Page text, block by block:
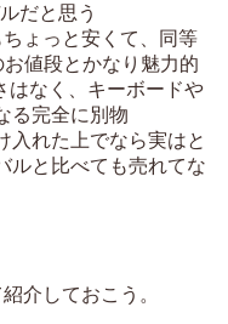
だと思う
ょっと安くて、同等
お値段とかなり魅力的
はなく、キーボードや
る完全に別物
入れた上でなら実はと
ルと比べても売れてな
介しておこう。